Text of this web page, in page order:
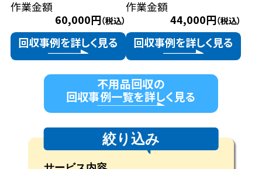
作業金額
60,000円（税込）
回収事例を詳しく見る
作業金額
44,000円（税込）
回収事例を詳しく見る
不用品回収の
回収事例一覧を詳しく見る
絞り込み